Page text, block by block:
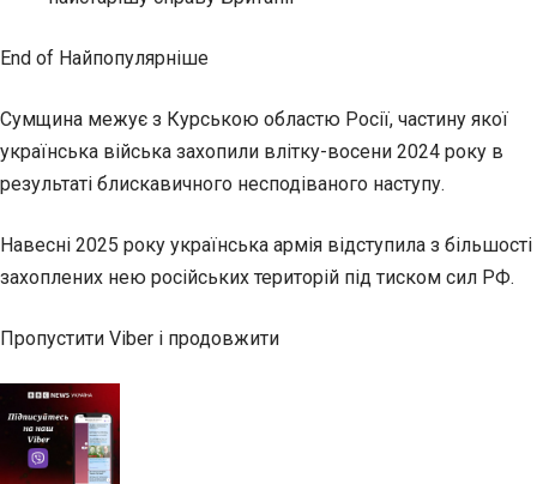
End of Найпопулярніше
Сумщина межує з Курською областю Росії, частину якої
українська війська захопили влітку-восени 2024 року в
результаті блискавичного несподіваного наступу.
Навесні 2025 року українська армія відступила з більшості
захоплених нею російських територій під тиском сил РФ.
Пропустити Viber і продовжити